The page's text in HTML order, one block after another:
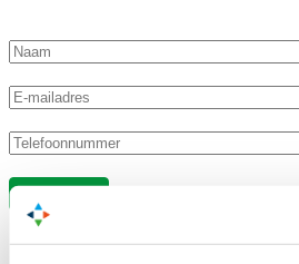
Naam
E-mailadres
Telefoonnummer
Inschrijven